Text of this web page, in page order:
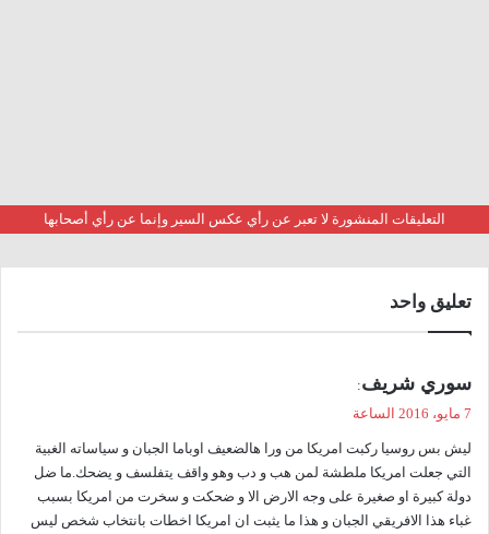
التعليقات المنشورة لا تعبر عن رأي عكس السير وإنما عن رأي أصحابها
تعليق واحد
ي
ل
سوري شريف:
7 مايو، 2016 الساعة
ليش بس روسيا ركبت امريكا من ورا هالضعيف اوباما الجبان و سياساته الغبية
التي جعلت امريكا ملطشة لمن هب و دب وهو واقف يتفلسف و يضحك.ما ضل
دولة كبيرة او صغيرة على وجه الارض الا و ضحكت و سخرت من امريكا بسبب
غباء هذا الافريقي الجبان و هذا ما يثبت ان امريكا اخطات بانتخاب شخص ليس